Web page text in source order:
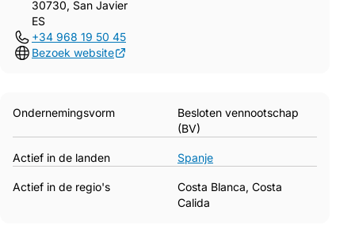
30730, San Javier
ES
+34 968 19 50 45
Bezoek website
Ondernemingsvorm
Besloten vennootschap
(BV)
Actief in de landen Spanje
Actief in de regio's
Costa Blanca, Costa
Calida